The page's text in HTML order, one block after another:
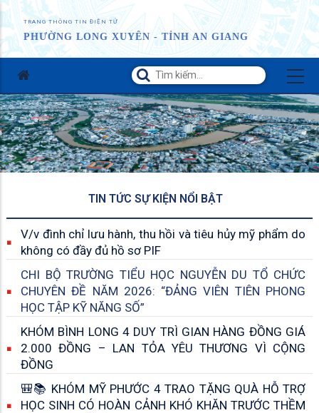
TRANG THÔNG TIN ĐIỆN TỬ
PHƯỜNG LONG XUYÊN - TỈNH AN GIANG
TIN TỨC SỰ KIỆN NỔI BẬT
V/v đình chỉ lưu hành, thu hồi và tiêu hủy mỹ phẩm do
không có đầy đủ hồ sơ PIF
CHI BỘ TRƯỜNG TIỂU HỌC NGUYỄN DU TỔ CHỨC
CHUYÊN ĐỀ NĂM 2026: “ĐẢNG VIÊN TIÊN PHONG
HỌC TẬP KỸ NĂNG SỐ”
KHÓM BÌNH LONG 4 DUY TRÌ GIAN HÀNG ĐỒNG GIÁ
2.000 ĐỒNG – LAN TỎA YÊU THƯƠNG VÌ CỘNG
ĐỒNG
🎒📚 KHÓM MỸ PHƯỚC 4 TRAO TẶNG QUÀ HỖ TRỢ
HỌC SINH CÓ HOÀN CẢNH KHÓ KHĂN TRƯỚC THỀM